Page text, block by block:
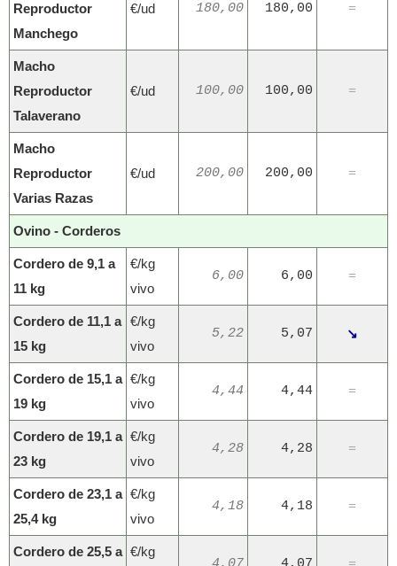
Reproductor
Manchego
€/ud 180,00 180,00 =
Macho
Reproductor
Talaverano
€/ud 100,00 100,00 =
Macho
Reproductor
Varias Razas
€/ud 200,00 200,00 =
Ovino - Corderos
Cordero de 9,1 a
11 kg
€/kg
vivo
6,00 6,00 =
Cordero de 11,1 a
15 kg
€/kg
vivo
5,22 5,07 ↘
Cordero de 15,1 a
19 kg
€/kg
vivo
4,44 4,44 =
Cordero de 19,1 a
23 kg
€/kg
vivo
4,28 4,28 =
Cordero de 23,1 a
25,4 kg
€/kg
vivo
4,18 4,18 =
Cordero de 25,5 a €/kg